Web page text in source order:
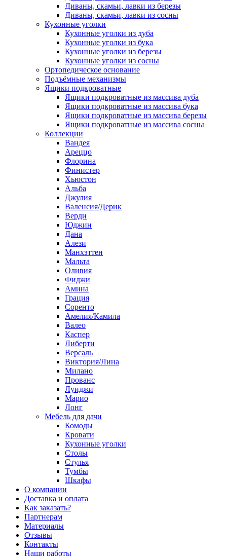
Диваны, скамьи, лавки из березы
Диваны, скамьи, лавки из сосны
Кухонные уголки
Кухонные уголки из дуба
Кухонные уголки из бука
Кухонные уголки из березы
Кухонные уголки из сосны
Ортопедическое основание
Подъёмные механизмы
Ящики подкроватные
Ящики подкроватные из массива дуба
Ящики подкроватные из массива бука
Ящики подкроватные из массива березы
Ящики подкроватные из массива сосны
Коллекции
Вандея
Ареццо
Флорина
Финистер
Хьюстон
Альба
Джулия
Валенсия/Дерик
Верди
Юджин
Дана
Алези
Манхэттен
Мальта
Оливия
Фиджи
Амина
Грация
Соренто
Амелия/Камила
Валео
Каспер
Либерти
Версаль
Виктория/Лина
Милано
Прованс
Луиджи
Марио
Лонг
Мебель для дачи
Комоды
Кровати
Кухонные уголки
Столы
Стулья
Тумбы
Шкафы
О компании
Доставка и оплата
Как заказать?
Партнерам
Материалы
Отзывы
Контакты
Наши работы